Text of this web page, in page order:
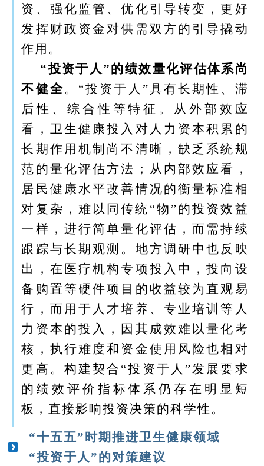
资、强化监管、优化引导转变，更好
发挥财政资金对供需双方的引导撬动
作用。
“投资于人”的绩效量化评估体系尚
不健全。“投资于人”具有长期性、滞
后性、综合性等特征。从外部效应
看，卫生健康投入对人力资本积累的
长期作用机制尚不清晰，缺乏系统规
范的量化评估方法；从内部效应看，
居民健康水平改善情况的衡量标准相
对复杂，难以同传统“物”的投资效益
一样，进行简单量化评估，而需持续
跟踪与长期观测。地方调研中也反映
出，在医疗机构专项投入中，投向设
备购置等硬件项目的收益较为直观易
行，而用于人才培养、专业培训等人
力资本的投入，因其成效难以量化考
核，执行难度和资金使用风险也相对
更高。构建契合“投资于人”发展要求
的绩效评价指标体系仍存在明显短
板，直接影响投资决策的科学性。
“十五五”时期推进卫生健康领域
“投资于人”的对策建议